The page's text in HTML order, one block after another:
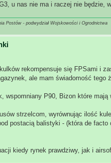
u nas nie ma i raczej nie będzie,
Postów - podwydział Wojskowości i Ogrodnictwa
rekompensuje się FPSami i
ale mam świadomość tego
wspomniany P90, Bizon które
strzelcom, wyrównując ilość
postacią balistyki - (która de
kiedy rynek prawdziwy, jak i